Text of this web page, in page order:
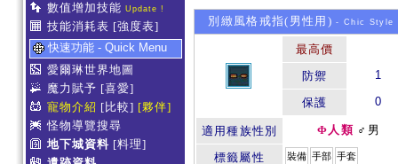
數值增加技能 Update !
技能消耗表 [強度表]
快速功能 - Quick Menu
愛爾琳世界地圖
魔力賦予 [喜愛]
寵物介紹 [比較] [夥伴]
怪物導覽搜尋
地下城資料 [料理]
別緻風格戒指(男性用) - Chic Style
最高價
防禦
1
保護 0
適用種族性別 Φ人類 ♂男
標籤屬性 裝備 手部 手套